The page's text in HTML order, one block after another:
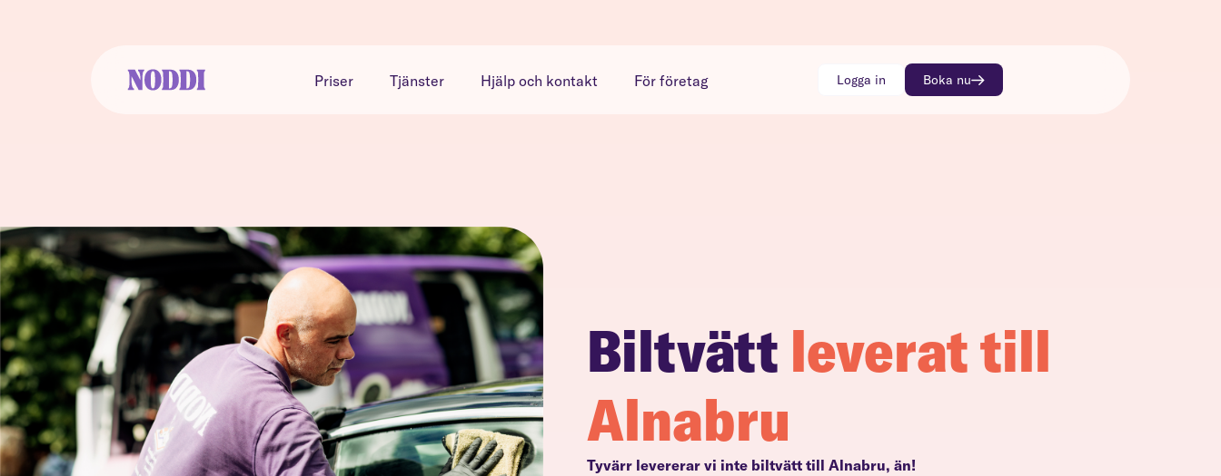
Priser Tjänster Hjälp och kontakt För företag Logga in Boka nu
Biltvätt leverat till
Alnabru
Tyvärr levererar vi inte biltvätt till Alnabru, än!